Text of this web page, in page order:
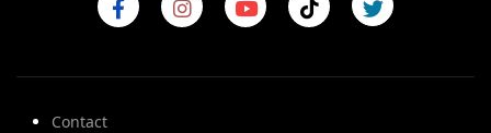
Contact